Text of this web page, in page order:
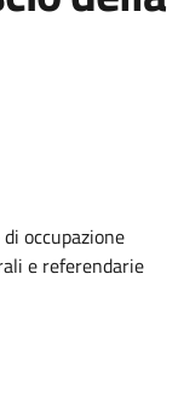
occupazione
e referendarie